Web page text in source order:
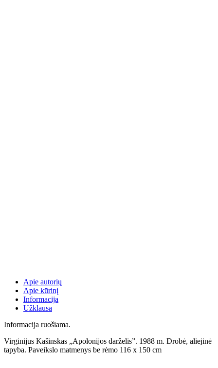
Apie autorių
Apie kūrinį
Informacija
Užklausa
Informacija ruošiama.
Virginijus Kašinskas „Apolonijos darželis”. 1988 m. Drobė, aliejinė
tapyba. Paveikslo matmenys be rėmo 116 x 150 cm